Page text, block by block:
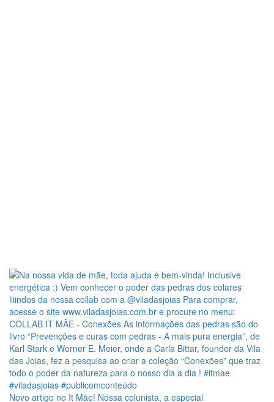
Novo artigo no It Mãe! Nossa colunista, a especial